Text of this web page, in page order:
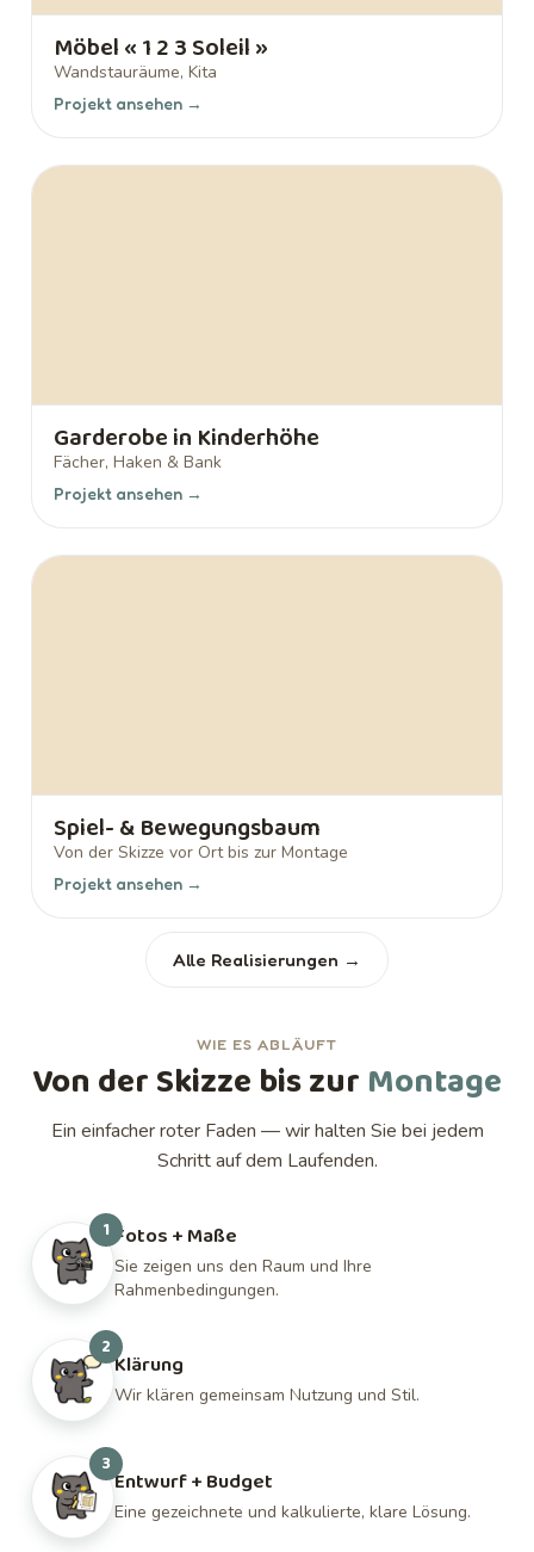
Möbel « 1 2 3 Soleil »
Wandstauräume, Kita
Projekt ansehen →
Garderobe in Kinderhöhe
Fächer, Haken & Bank
Projekt ansehen →
Spiel- & Bewegungsbaum
Von der Skizze vor Ort bis zur Montage
Projekt ansehen →
Alle Realisierungen →
WIE ES ABLÄUFT
Von der Skizze bis zur Montage
Ein einfacher roter Faden — wir halten Sie bei jedem
Schritt auf dem Laufenden.
1Fotos + Maße
Sie zeigen uns den Raum und Ihre
Rahmenbedingungen.
2
Klärung
Wir klären gemeinsam Nutzung und Stil.
3
Entwurf + Budget
Eine gezeichnete und kalkulierte, klare Lösung.